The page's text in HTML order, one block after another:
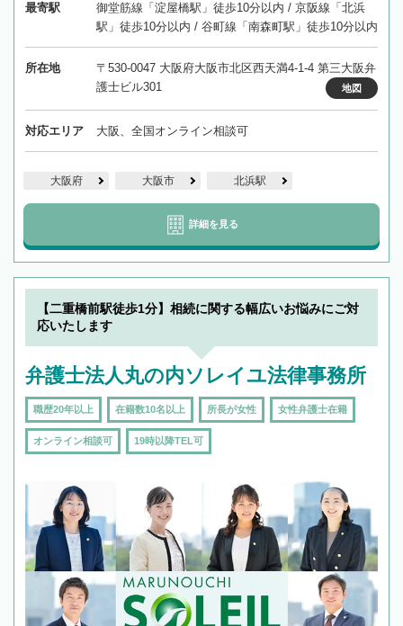
最寄駅
御堂筋線「淀屋橋駅」徒歩10分以内 / 京阪線「北浜
駅」徒歩10分以内 / 谷町線「南森町駅」徒歩10分以内
所在地
〒530-0047 大阪府大阪市北区西天満4-1-4 第三大阪弁
護士ビル301
地図
対応エリア 大阪、全国オンライン相談可
大阪府 大阪市 北浜駅
詳細を見る
【二重橋前駅徒歩1分】相続に関する幅広いお悩みにご対
応いたします
弁護士法人丸の内ソレイユ法律事務所
職歴20年以上 在籍数10名以上 所長が女性 女性弁護士在籍
オンライン相談可 19時以降TEL可